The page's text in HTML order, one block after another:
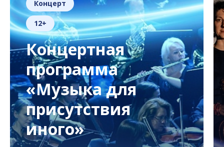
Концерт
12+
Концертная
программа
«Музыка для
присутствия
иного»